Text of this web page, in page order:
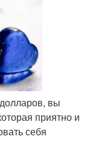
вы
приятно и
себя